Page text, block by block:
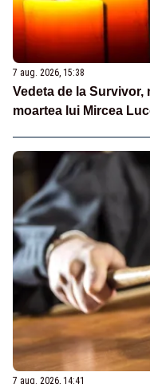
7 aug. 2026, 15:38
Vedeta de la
moartea lui Mircea
7 aug. 2026, 14:41